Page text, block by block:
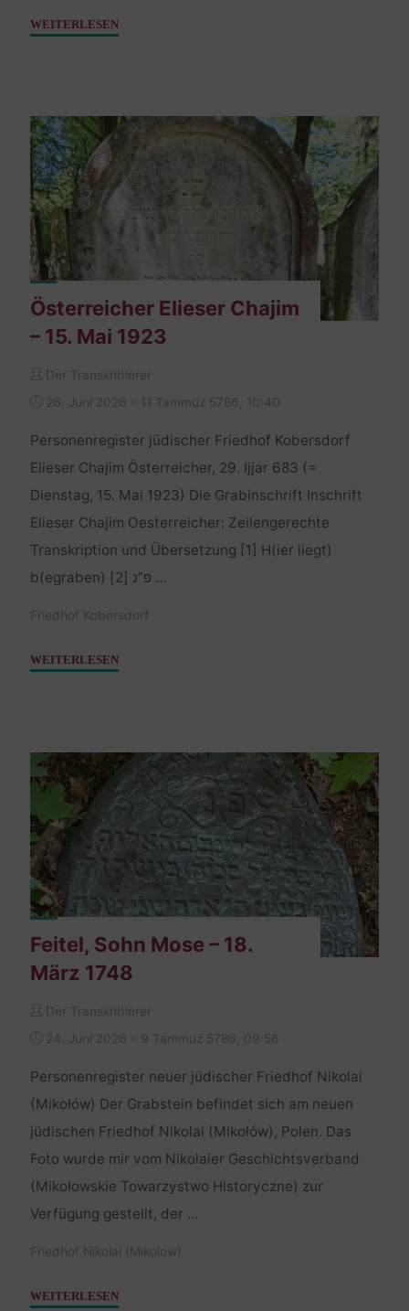
WEITERLESEN"Josel,
22.
Jänner
1822"
Österreicher Elieser Chajim
– 15. Mai 1923
Der Transkribierer
26. Juni 2026 – 11 Tammuz 5786, 10:40
Personenregister jüdischer Friedhof Kobersdorf
Elieser Chajim Österreicher, 29. Ijjar 683 (=
Dienstag, 15. Mai 1923) Die Grabinschrift Inschrift
Elieser Chajim Oesterreicher: Zeilengerechte
Transkription und Übersetzung [1] H(ier liegt)
b(egraben) פ”נ [2] …
Friedhof Kobersdorf
WEITERLESEN"Österreicher
15.
Mai
1923"
Feitel, Sohn Mose – 18.
März 1748
Der Transkribierer
24. Juni 2026 – 9 Tammuz 5786, 09:56
Personenregister neuer jüdischer Friedhof Nikolai
(Mikołów) Der Grabstein befindet sich am neuen
jüdischen Friedhof Nikolai (Mikołów), Polen. Das
Foto wurde mir vom Nikolaier Geschichtsverband
(Mikołowskie Towarzystwo Historyczne) zur
Verfügung gestellt, der …
Friedhof Nikolai (Mikolow)
WEITERLESEN"Feitel,